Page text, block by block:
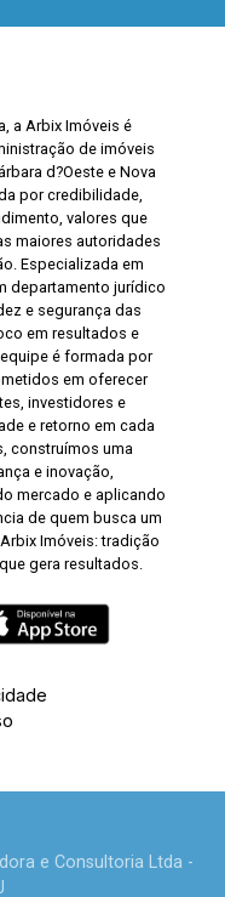
a Arbix Imóveis é
de imóveis
d?Oeste e Nova
por credibilidade,
valores que
maiores autoridades
Especializada em
departamento jurídico
e segurança das
em resultados e
é formada por
em oferecer
investidores e
e retorno em cada
construímos uma
e inovação,
mercado e aplicando
de quem busca um
Imóveis: tradição
gera resultados.
e Consultoria Ltda -